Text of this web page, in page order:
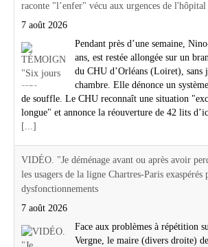
raconte "l’enfer" vécu aux urgences de l'hôpital
7 août 2026
Pendant près d’une semaine,
ans, est restée allongée sur un
du CHU d’Orléans (Loiret), sans
chambre. Elle dénonce un
de souffle. Le CHU reconnaît une situation
longue" et annonce la réouverture de 42 lits
[...]
VIDÉO. "Je déménage avant ou après avoir
les usagers de la ligne Chartres-Paris exaspérés
dysfonctionnements
7 août 2026
Face aux problèmes à répétition
Vergne, le maire (divers droite)